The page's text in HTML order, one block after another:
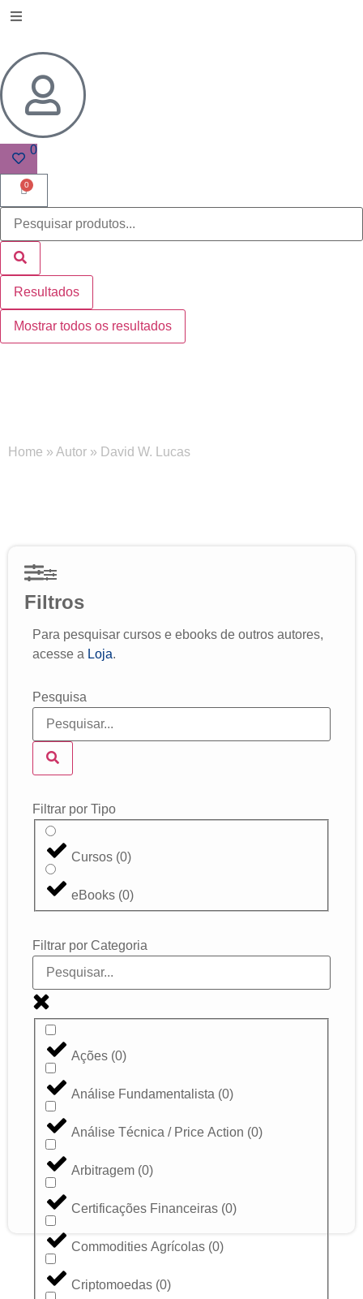
0
0
Resultados
Mostrar todos os resultados
Home » Autor » David W. Lucas
Filtros
Para pesquisar cursos e ebooks de outros autores,
acesse a Loja.
Pesquisa
Filtrar por Tipo
Cursos (0)
eBooks (0)
Filtrar por Categoria
Ações (0)
Análise Fundamentalista (0)
Análise Técnica / Price Action (0)
Arbitragem (0)
Certificações Financeiras (0)
Commodities Agrícolas (0)
Criptomoedas (0)